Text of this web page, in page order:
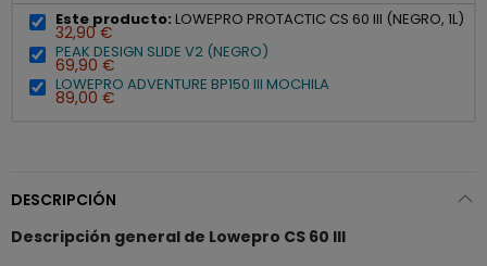
Este producto: LOWEPRO PROTACTIC CS 60 III (NEGRO, 1L)
32,90 €
PEAK DESIGN SLIDE V2 (NEGRO)
69,90 €
LOWEPRO ADVENTURE BP150 III MOCHILA
89,00 €
DESCRIPCIÓN
Descripción general de Lowepro CS 60 III